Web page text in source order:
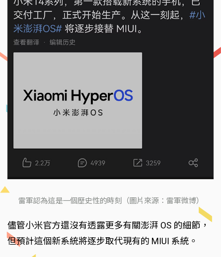
雷軍認為這是一個歷史性的時刻（圖片來源：雷軍微博）
儘管小米官方還沒有透露更多有關澎湃 OS 的細節，
但預計這個新系統將逐步取代現有的 MIUI 系統。